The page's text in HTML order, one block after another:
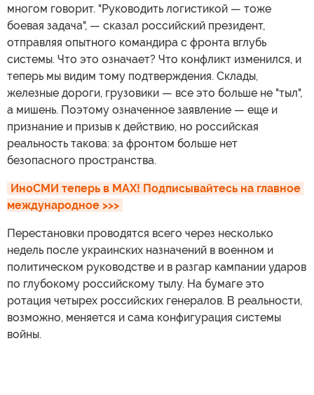
многом говорит. "Руководить логистикой — тоже
боевая задача", — сказал российский президент,
отправляя опытного командира с фронта вглубь
системы. Что это означает? Что конфликт изменился, и
теперь мы видим тому подтверждения. Склады,
железные дороги, грузовики — все это больше не "тыл",
а мишень. Поэтому означенное заявление — еще и
признание и призыв к действию, но российская
реальность такова: за фронтом больше нет
безопасного пространства.
ИноСМИ теперь в MAX! Подписывайтесь на главное
международное >>>
Перестановки проводятся всего через несколько
недель после украинских назначений в военном и
политическом руководстве и в разгар кампании ударов
по глубокому российскому тылу. На бумаге это
ротация четырех российских генералов. В реальности,
возможно, меняется и сама конфигурация системы
войны.